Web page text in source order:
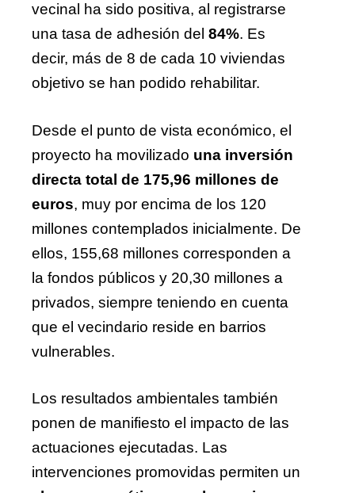
vecinal ha sido positiva, al registrarse
una tasa de adhesión del 84%. Es
decir, más de 8 de cada 10 viviendas
objetivo se han podido rehabilitar.
Desde el punto de vista económico, el
proyecto ha movilizado una inversión
directa total de 175,96 millones de
euros, muy por encima de los 120
millones contemplados inicialmente. De
ellos, 155,68 millones corresponden a
la fondos públicos y 20,30 millones a
privados, siempre teniendo en cuenta
que el vecindario reside en barrios
vulnerables.
Los resultados ambientales también
ponen de manifiesto el impacto de las
actuaciones ejecutadas. Las
intervenciones promovidas permiten un